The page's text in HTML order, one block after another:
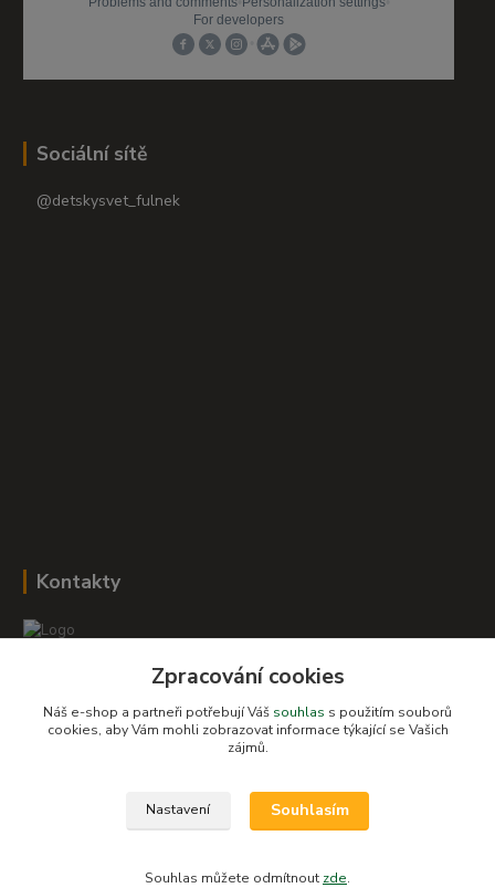
Sociální sítě
@detskysvet_fulnek
Kontakty
+420 604 278 943
obchod-detskysvet@seznam.cz
Zpracování cookies
Náš e-shop a partneři potřebují Váš souhlas s použitím souborů
cookies, aby Vám mohli zobrazovat informace týkající se Vašich
zájmů.
Nastavení Souhlasím
Souhlas můžete odmítnout zde.